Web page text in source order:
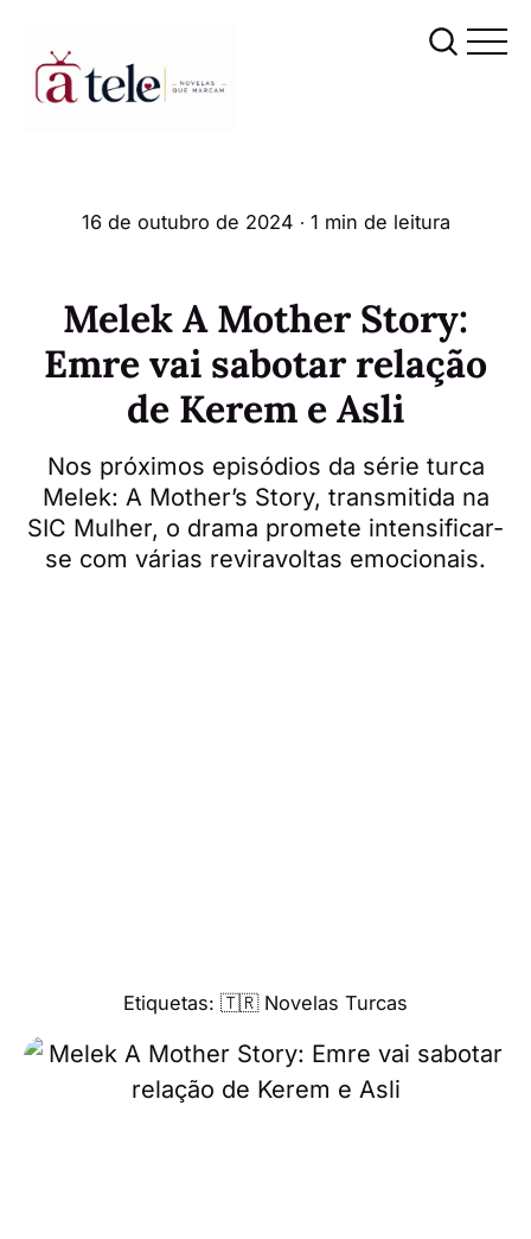
16 de outubro de 2024 ∙ 1 min de leitura
Melek A Mother Story:
Emre vai sabotar relação
de Kerem e Asli
Nos próximos episódios da série turca
Melek: A Mother’s Story, transmitida na
SIC Mulher, o drama promete intensificar-
se com várias reviravoltas emocionais.
Etiquetas: 🇹🇷 Novelas Turcas